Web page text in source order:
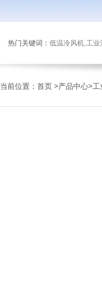
热门关键词： 低温冷风机,工
当前位置： 首页 >产品中心>工